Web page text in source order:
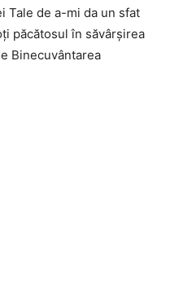
Tale de a-mi da un sfat
păcătosul în săvârşirea
Binecuvântarea